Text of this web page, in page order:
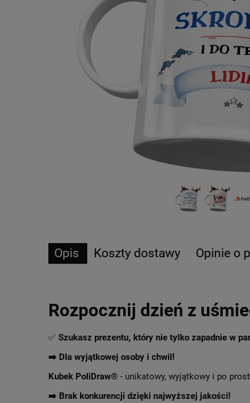
Opis Koszty dostawy Opinie o
Rozpocznij dzień z
✅ Szukasz prezentu, który nie tylko zapadnie w
➡️ Dla wyjątkowej osoby i chwil!
Kubek PoliDraw® - unikatowy, wyjątkowy i po
➡️ Brak konkurencji dzięki najwyższej jakości!